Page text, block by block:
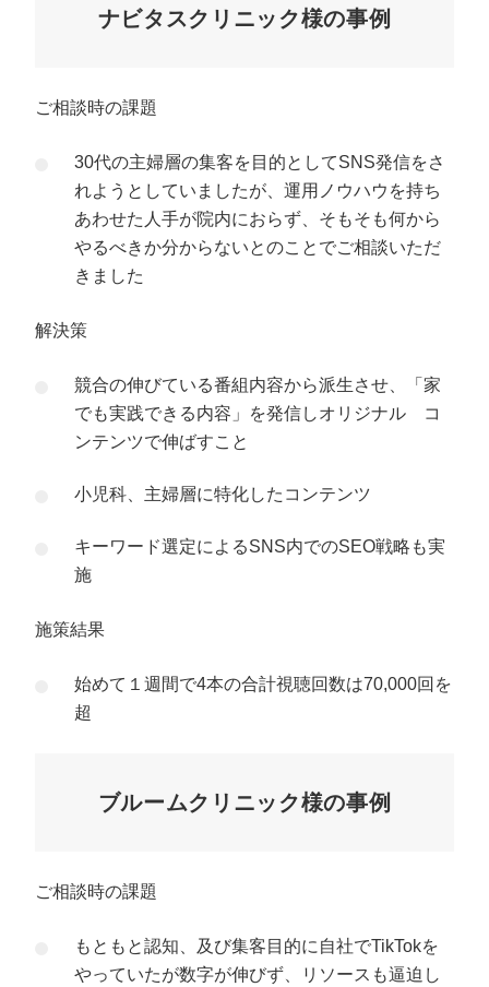
ナビタスクリニック様の事例
ご相談時の課題
30代の主婦層の集客を目的としてSNS発信をさ
れようとしていましたが、運用ノウハウを持ち
あわせた人手が院内におらず、そもそも何から
やるべきか分からないとのことでご相談いただ
きました
解決策
競合の伸びている番組内容から派生させ、「家
でも実践できる内容」を発信しオリジナル コ
ンテンツで伸ばすこと
小児科、主婦層に特化したコンテンツ
キーワード選定によるSNS内でのSEO戦略も実
施
施策結果
始めて１週間で4本の合計視聴回数は70,000回を
超
ブルームクリニック様の事例
ご相談時の課題
もともと認知、及び集客目的に自社でTikTokを
やっていたが数字が伸びず、リソースも逼迫し